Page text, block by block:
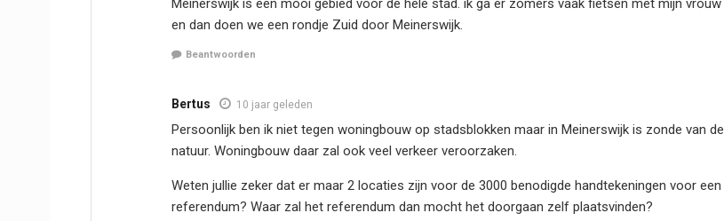
Meinerswijk is een mooi gebied voor de hele stad. ik ga er zomers vaak fietsen met mijn vrouw
en dan doen we een rondje Zuid door Meinerswijk.
Beantwoorden
Bertus 10 jaar geleden
Persoonlijk ben ik niet tegen woningbouw op stadsblokken maar in Meinerswijk is zonde van de
natuur. Woningbouw daar zal ook veel verkeer veroorzaken.
Weten jullie zeker dat er maar 2 locaties zijn voor de 3000 benodigde handtekeningen voor een
referendum? Waar zal het referendum dan mocht het doorgaan zelf plaatsvinden?